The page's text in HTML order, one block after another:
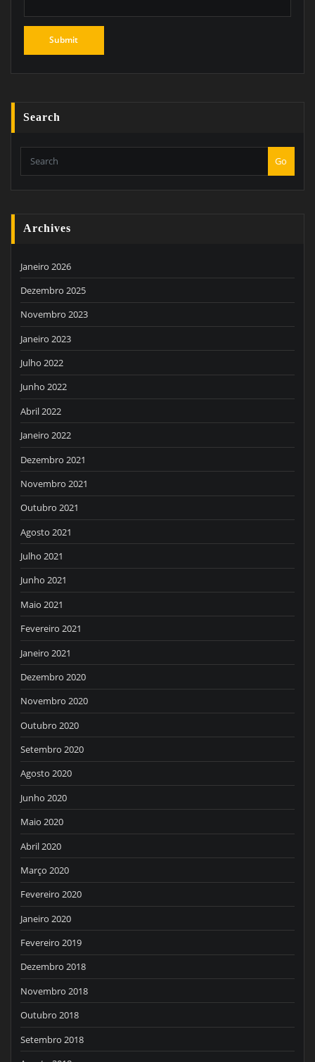
Search
Go
Archives
Janeiro 2026
Dezembro 2025
Novembro 2023
Janeiro 2023
Julho 2022
Junho 2022
Abril 2022
Janeiro 2022
Dezembro 2021
Novembro 2021
Outubro 2021
Agosto 2021
Julho 2021
Junho 2021
Maio 2021
Fevereiro 2021
Janeiro 2021
Dezembro 2020
Novembro 2020
Outubro 2020
Setembro 2020
Agosto 2020
Junho 2020
Maio 2020
Abril 2020
Março 2020
Fevereiro 2020
Janeiro 2020
Fevereiro 2019
Dezembro 2018
Novembro 2018
Outubro 2018
Setembro 2018